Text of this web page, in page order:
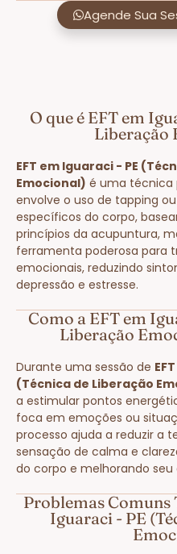
Agende Sua
O que é EFT em
Liberação
EFT em Iguaraci - PE
Emocional) é uma técnica
envolve o uso de tapping
específicos do corpo,
princípios da acupuntura,
ferramenta poderosa para
emocionais, reduzindo
depressão e estresse.
Como a EFT em
Liberação
Durante uma sessão de
(Técnica de Liberação
a estimular pontos
foca em emoções ou
processo ajuda a reduzir a
sensação de calma e
do corpo e melhorando
Problemas Comuns
Iguaraci - PE